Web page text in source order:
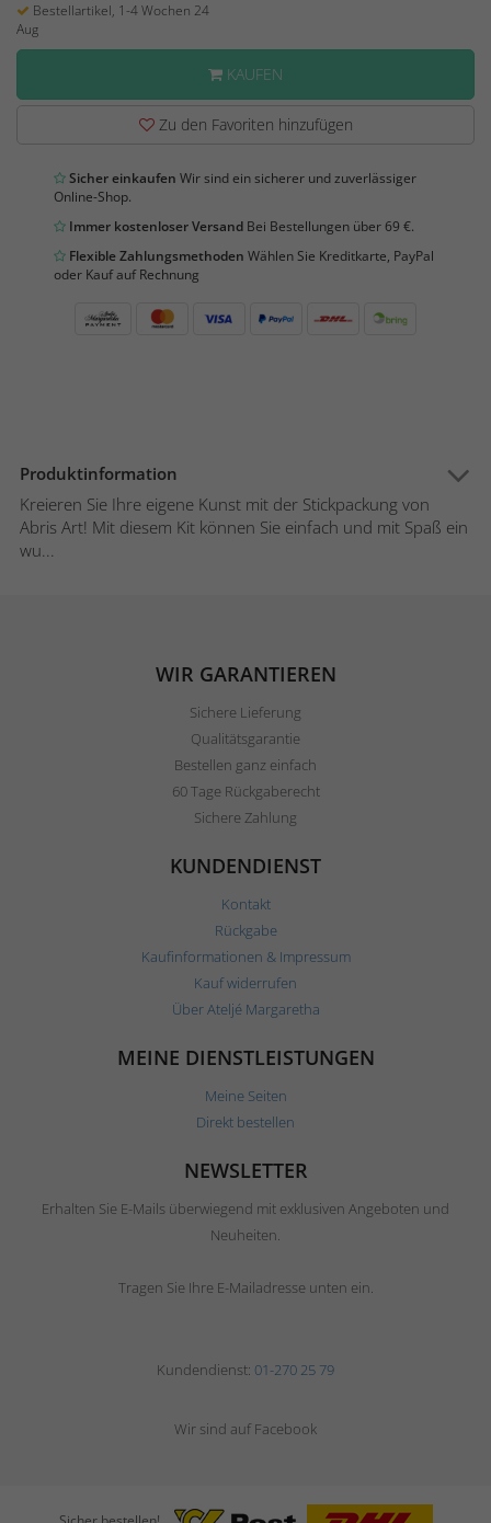
Bestellartikel, 1-4 Wochen 24
Aug
KAUFEN
Zu den Favoriten hinzufügen
Sicher einkaufen Wir sind ein sicherer und zuverlässiger
Online-Shop.
Immer kostenloser Versand Bei Bestellungen über 69 €.
Flexible Zahlungsmethoden Wählen Sie Kreditkarte, PayPal
oder Kauf auf Rechnung
Produktinformation
Kreieren Sie Ihre eigene Kunst mit der Stickpackung von
Abris Art! Mit diesem Kit können Sie einfach und mit Spaß ein
wu...
WIR GARANTIEREN
Sichere Lieferung
Qualitätsgarantie
Bestellen ganz einfach
60 Tage Rückgaberecht
Sichere Zahlung
KUNDENDIENST
Kontakt
Rückgabe
Kaufinformationen & Impressum
Kauf widerrufen
Über Ateljé Margaretha
MEINE DIENSTLEISTUNGEN
Meine Seiten
Direkt bestellen
NEWSLETTER
Erhalten Sie E-Mails überwiegend mit exklusiven Angeboten und
Neuheiten.
Tragen Sie Ihre E-Mailadresse unten ein.
Kundendienst: 01-270 25 79
Wir sind auf Facebook